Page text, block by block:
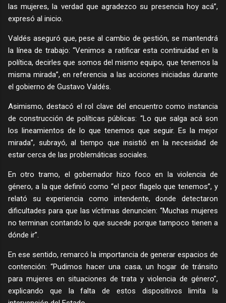
las mujeres, la verdad que agradezco su presencia hoy acá”,
expresó al inicio.
Valdés aseguró que, pese al cambio de gestión, se mantendrá
la línea de trabajo: “Venimos a ratificar esta continuidad en la
política, decirles que somos del mismo equipo, que tenemos la
misma mirada”, en referencia a las acciones iniciadas durante
el gobierno de Gustavo Valdés.
Asimismo, destacó el rol clave del encuentro como instancia
de construcción de políticas públicas: “Lo que salga acá son
los lineamientos de lo que tenemos que seguir. Es la mejor
mirada”, subrayó, al tiempo que insistió en la necesidad de
estar cerca de las problemáticas sociales.
En otro tramo, el gobernador hizo foco en la violencia de
género, a la que definió como “el peor flagelo que tenemos”, y
relató su experiencia como intendente, donde detectaron
dificultades para que las víctimas denuncien: “Muchas mujeres
no terminan contando lo que sucede porque tampoco tienen a
dónde ir”.
En ese sentido, remarcó la importancia de generar espacios de
contención: “Pudimos hacer una casa, un hogar de tránsito
para mujeres en situaciones de trata y violencia de género”,
explicando que la falta de estos dispositivos limita la